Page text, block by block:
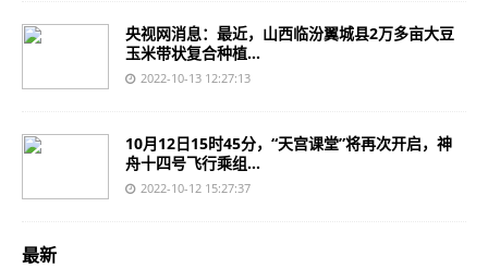
央视网消息：最近，山西临汾翼城县2万多亩大豆
玉米带状复合种植...
2022-10-13 12:27:13
10月12日15时45分，“天宫课堂”将再次开启，神
舟十四号飞行乘组...
2022-10-12 15:27:37
最新